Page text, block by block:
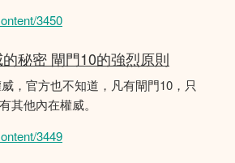
3450
秘密 閘門10的強烈原則
，官方也不知道，凡有閘門10，只
其他內在權威。
3449